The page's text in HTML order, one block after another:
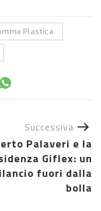
Plastica
Successiva
Palaveri e la
Giflex: un
fuori dalla
bolla